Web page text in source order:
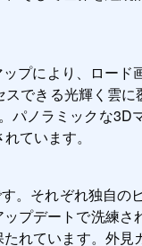
プにより、ロード
できる光輝く雲
ノラミックな3D
ています。
。それぞれ独自の
プデートで洗練さ
れています。外見